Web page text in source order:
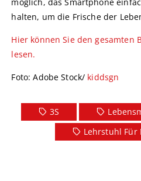
möglich, das Smartphone
halten, um die Frische der
Hier können Sie den gesamten
lesen.
Foto: Adobe Stock/ kiddsgn
3S
Lehrstuhl Für